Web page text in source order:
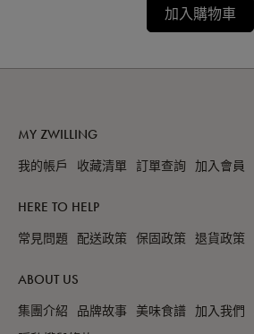
加入購物車
MY ZWILLING
我的帳戶 收藏清單 訂單查詢 加入會員
HERE TO HELP
常見問題 配送政策 保固政策 退貨政策
ABOUT US
集團介紹 品牌故事 美味食譜 加入我們